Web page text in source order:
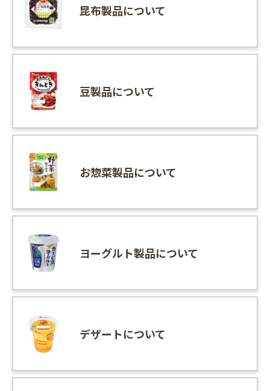
昆布製品について
豆製品について
お惣菜製品について
ヨーグルト製品について
デザートについて